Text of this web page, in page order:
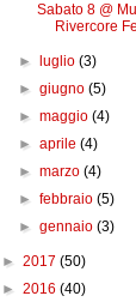
Sabato 8 @
Rivercore
► luglio(3)
►giugno(5)
►maggio(4)
►aprile(4)
►marzo(4)
►febbraio(5)
►gennaio(3)
► 2017 (50)
► 2016 (40)